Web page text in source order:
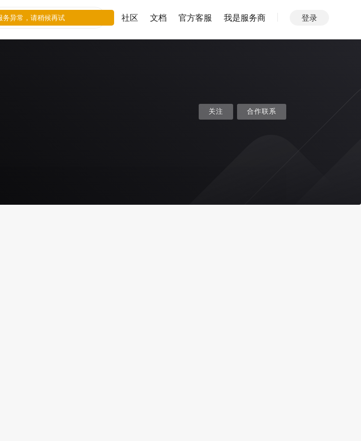
社区 文档 官方客服 我是服务商 登录
关注 合作联系
务异常，请稍候再试